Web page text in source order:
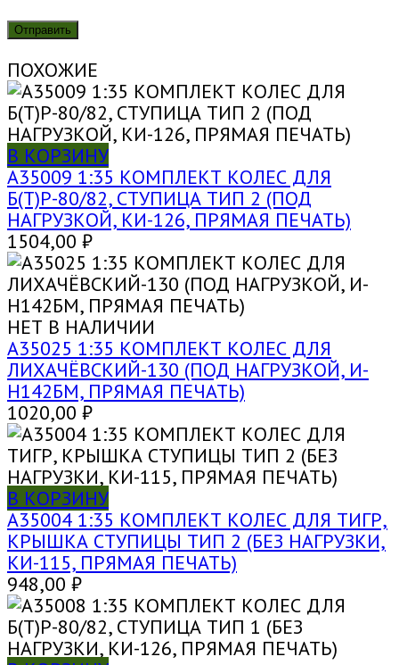
ПОХОЖИЕ
В КОРЗИНУ
A35009 1:35 КОМПЛЕКТ КОЛЕС ДЛЯ
Б(Т)Р-80/82, СТУПИЦА ТИП 2 (ПОД
НАГРУЗКОЙ, КИ-126, ПРЯМАЯ ПЕЧАТЬ)
1504,00 ₽
НЕТ В НАЛИЧИИ
A35025 1:35 КОМПЛЕКТ КОЛЕС ДЛЯ
ЛИХАЧЁВСКИЙ-130 (ПОД НАГРУЗКОЙ, И-
Н142БМ, ПРЯМАЯ ПЕЧАТЬ)
1020,00 ₽
В КОРЗИНУ
A35004 1:35 КОМПЛЕКТ КОЛЕС ДЛЯ ТИГР,
КРЫШКА СТУПИЦЫ ТИП 2 (БЕЗ НАГРУЗКИ,
КИ-115, ПРЯМАЯ ПЕЧАТЬ)
948,00 ₽